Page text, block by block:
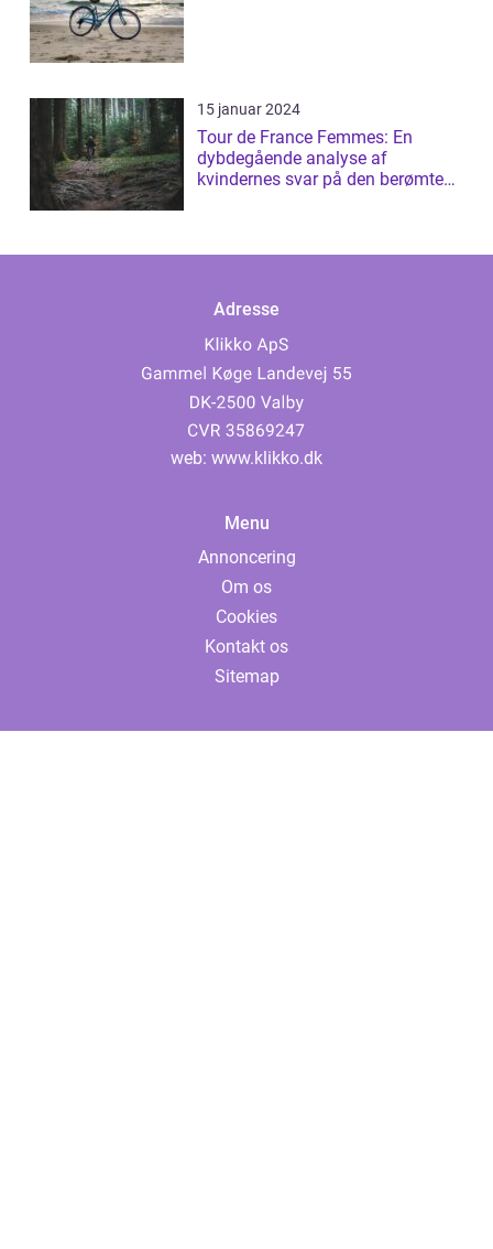
15 januar 2024
Tour de France Femmes: En
dybdegående analyse af
kvindernes svar på den berømte
Adresse
web: www.klikko.dk
Menu
Annoncering
Om os
Cookies
Kontakt os
Sitemap